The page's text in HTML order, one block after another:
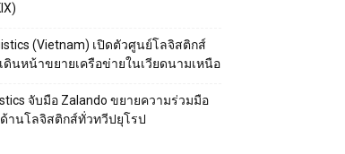
(Vietnam) เปิดตัวศูนย์โลจิสติกส์
เดินหน้าขยายเครือข่ายในเวียดนามเหนือ
จับมือ Zalando ขยายความร่วมมือ
านโลจิสติกส์ทั่วทวีปยุโรป